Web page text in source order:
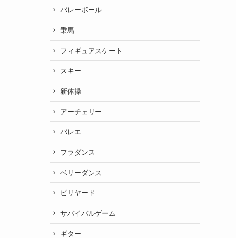
バレーボール
乗馬
フィギュアスケート
スキー
新体操
アーチェリー
バレエ
フラダンス
ベリーダンス
ビリヤード
サバイバルゲーム
ギター